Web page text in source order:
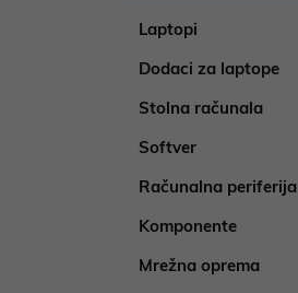
Laptopi
Dodaci za laptope
Stolna računala
Softver
Računalna periferija
Komponente
Mrežna oprema